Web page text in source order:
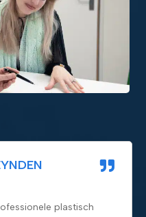
plastisch